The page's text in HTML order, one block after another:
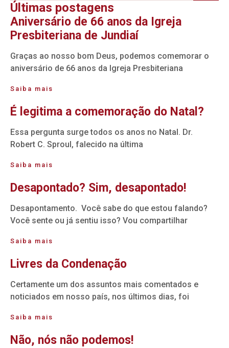
Últimas postagens
Aniversário de 66 anos da Igreja
Presbiteriana de Jundiaí
Graças ao nosso bom Deus, podemos comemorar o
aniversário de 66 anos da Igreja Presbiteriana
Saiba mais
É legitima a comemoração do Natal?
Essa pergunta surge todos os anos no Natal. Dr.
Robert C. Sproul, falecido na última
Saiba mais
Desapontado? Sim, desapontado!
Desapontamento. Você sabe do que estou falando?
Você sente ou já sentiu isso? Vou compartilhar
Saiba mais
Livres da Condenação
Certamente um dos assuntos mais comentados e
noticiados em nosso país, nos últimos dias, foi
Saiba mais
Não, nós não podemos!